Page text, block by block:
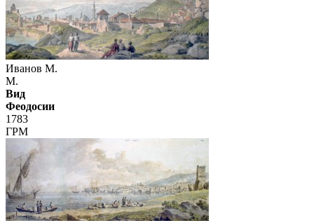
Иванов М.
М.
Вид
Феодосии
1783
ГРМ